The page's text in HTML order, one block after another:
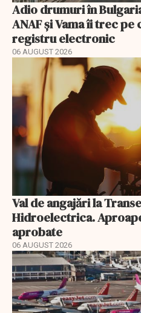
Adio drumuri în
ANAF și Vama îi trec
registru electronic
06 AUGUST 2026
Val de angajări la
Hidroelectrica.
aprobate
06 AUGUST 2026